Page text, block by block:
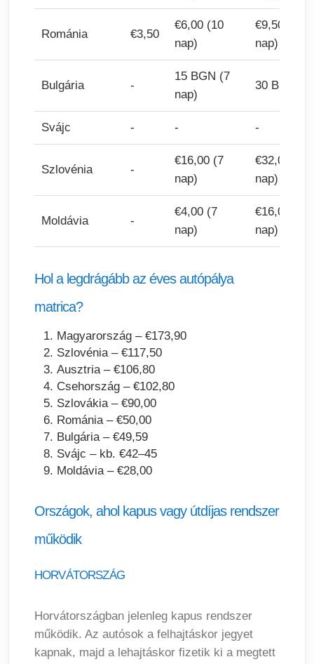
Románia €3,50
€6,00 (10
nap)
€9,50 (30
nap)
Bulgária -
15 BGN (7
nap)
30 BGN
Svájc - - -
Szlovénia -
€16,00 (7
nap)
€32,00 (30
nap)
Moldávia -
€4,00 (7
nap)
€16,00 (30
nap)
Hol a legdrágább az éves autópálya
matrica?
Magyarország – €173,90
Szlovénia – €117,50
Ausztria – €106,80
Csehország – €102,80
Szlovákia – €90,00
Románia – €50,00
Bulgária – €49,59
Svájc – kb. €42–45
Moldávia – €28,00
Országok, ahol kapus vagy útdíjas rendszer
működik
HORVÁTORSZÁG
Horvátországban jelenleg kapus rendszer
működik. Az autósok a felhajtáskor jegyet
kapnak, majd a lehajtáskor fizetik ki a megtett